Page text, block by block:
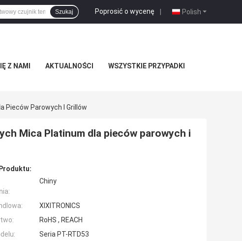
Polish
Poprosić o wycenę |
Szukaj
Z NAMI AKTUALNOŚCI WSZYSTKIE PRZYPADKI
Pieców Parowych I Grillów
Mica Platinum dla pieców parowych i
Chiny
XIXITRONICS
RoHS , REACH
Seria PT-RTD53